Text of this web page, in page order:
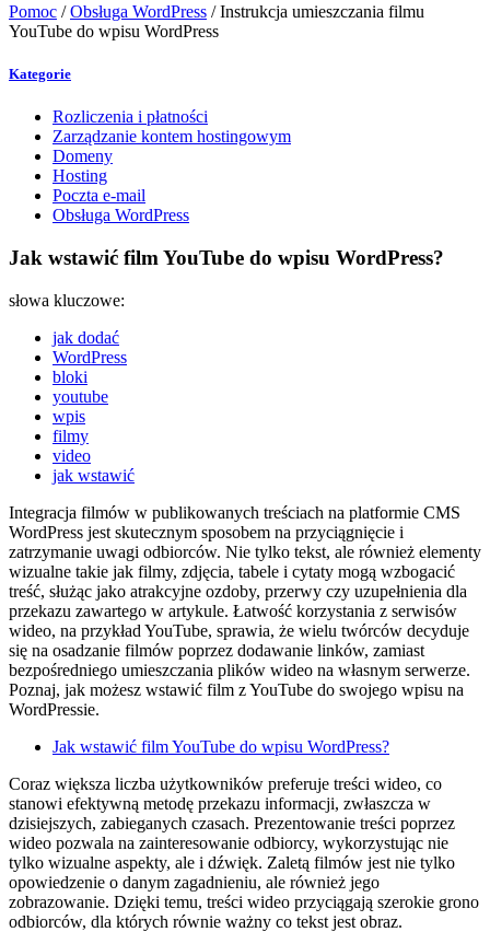
Pomoc /Obsługa WordPress /Instrukcja umieszczania filmu
YouTube do wpisu WordPress
Kategorie
Rozliczenia i płatności
Zarządzanie kontem hostingowym
Domeny
Hosting
Poczta e-mail
Obsługa WordPress
Jak wstawić film YouTube do wpisu WordPress?
słowa kluczowe:
jak dodać
WordPress
bloki
youtube
wpis
filmy
video
jak wstawić
Integracja filmów w publikowanych treściach na platformie CMS
WordPress jest skutecznym sposobem na przyciągnięcie i
zatrzymanie uwagi odbiorców. Nie tylko tekst, ale również elementy
wizualne takie jak filmy, zdjęcia, tabele i cytaty mogą wzbogacić
treść, służąc jako atrakcyjne ozdoby, przerwy czy uzupełnienia dla
przekazu zawartego w artykule. Łatwość korzystania z serwisów
wideo, na przykład YouTube, sprawia, że wielu twórców decyduje
się na osadzanie filmów poprzez dodawanie linków, zamiast
bezpośredniego umieszczania plików wideo na własnym serwerze.
Poznaj, jak możesz wstawić film z YouTube do swojego wpisu na
WordPressie.
Jak wstawić film YouTube do wpisu WordPress?
Coraz większa liczba użytkowników preferuje treści wideo, co
stanowi efektywną metodę przekazu informacji, zwłaszcza w
dzisiejszych, zabieganych czasach. Prezentowanie treści poprzez
wideo pozwala na zainteresowanie odbiorcy, wykorzystując nie
tylko wizualne aspekty, ale i dźwięk. Zaletą filmów jest nie tylko
opowiedzenie o danym zagadnieniu, ale również jego
zobrazowanie. Dzięki temu, treści wideo przyciągają szerokie grono
odbiorców, dla których równie ważny co tekst jest obraz.